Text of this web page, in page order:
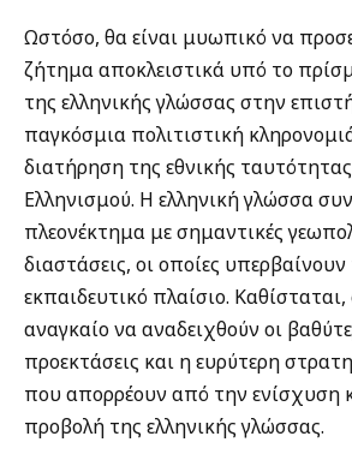
Ωστόσο, θα είναι μυωπικό να
ζήτημα αποκλειστικά υπό το
της ελληνικής γλώσσας στην
παγκόσμια πολιτιστική
διατήρηση της εθνικής
Ελληνισμού. Η ελληνική γλώσσα
πλεονέκτημα με σημαντικές
διαστάσεις, οι οποίες
εκπαιδευτικό πλαίσιο.
αναγκαίο να αναδειχθούν οι
προεκτάσεις και η ευρύτερη
που απορρέουν από την ενίσχυση
προβολή της ελληνικής γλώσσας.